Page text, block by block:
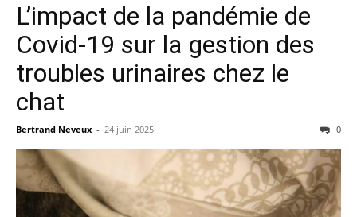
L’impact de la pandémie de
Covid-19 sur la gestion des
troubles urinaires chez le
chat
Bertrand Neveux - 24 juin 2025 0